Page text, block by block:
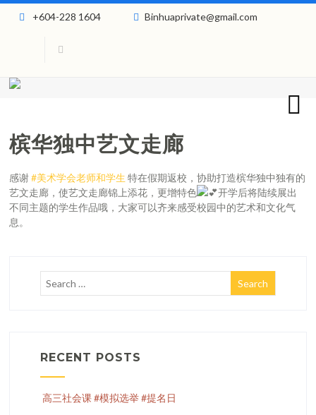
+604-228 1604 Binhuaprivate@gmail.com
槟华独中艺文走廊
感谢#美术学会老师和学生 特在假期返校，协助打造槟华独中独有的
艺文走廊，使艺文走廊锦上添花，更增特色
开学后将陆续展出
不同主题的学生作品哦，大家可以齐来感受校园中的艺术和文化气
息。
RECENT POSTS
高三社会课 #模拟选举 #提名日